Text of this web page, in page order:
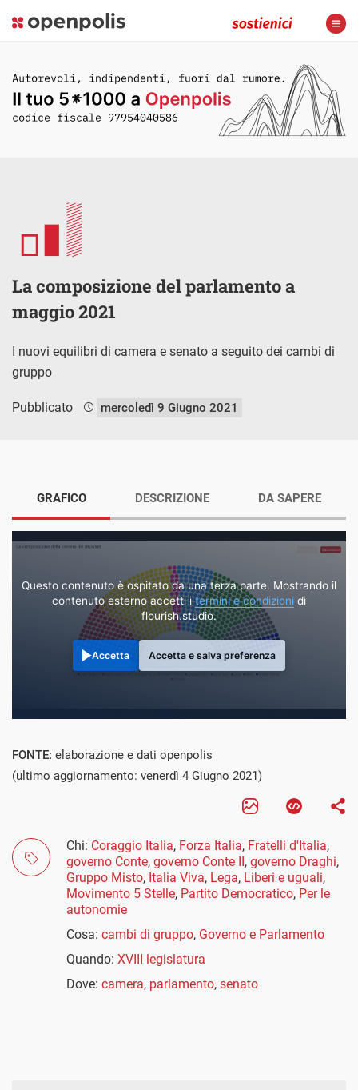
La composizione del parlamento a
maggio 2021
I nuovi equilibri di camera e senato a seguito dei cambi di
gruppo
Pubblicato mercoledì 9 Giugno 2021
GRAFICO
Questo contenuto è ospitato da una terza parte. Mostrando il
contenuto esterno accetti itermini e condizioni di
flourish.studio.
Accetta Accetta e salva preferenza
DESCRIZIONE DA SAPERE
FONTE: elaborazione e dati openpolis
(ultimo aggiornamento: venerdì 4 Giugno 2021)
Chi: Coraggio Italia, Forza Italia, Fratelli d'Italia,
governo Conte, governo Conte II, governo Draghi,
Gruppo Misto, Italia Viva, Lega, Liberi e uguali,
Movimento 5 Stelle, Partito Democratico, Per le
autonomie
Cosa: cambi di gruppo, Governo e Parlamento
Quando: XVIII legislatura
Dove: camera, parlamento, senato